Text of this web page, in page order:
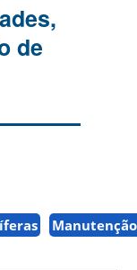
de
Manutenção